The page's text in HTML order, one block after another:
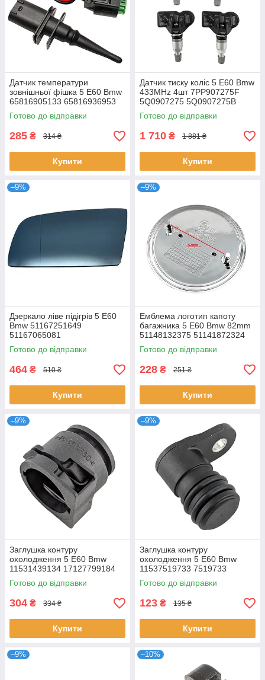
Датчик температури
зовнішньої фішка 5 E60 Bmw
65816905133 65816936953
65810149842
Готово до відправки
285 ₴ 314 ₴
Купити
Датчик тиску коліс 5 E60 Bmw
433MHz 4шт 7PP907275F
5Q0907275 5Q0907275B
4D0907275 36106877937
36236781847
Готово до відправки
1 710 ₴ 1 881 ₴
Купити
–9%
Дзеркало ліве підігрів 5 E60
Bmw 51167251649
51167065081
Готово до відправки
464 ₴ 510 ₴
Купити
–9%
Емблема логотип капоту
багажника 5 E60 Bmw 82mm
51148132375 51141872324
Готово до відправки
228 ₴ 251 ₴
Купити
–9%
Заглушка контуру
охолодження 5 E60 Bmw
11531439134 17127799184
7799184
Готово до відправки
304 ₴ 334 ₴
Купити
–9%
Заглушка контуру
охолодження 5 E60 Bmw
11537519733 7519733
Готово до відправки
123 ₴ 135 ₴
Купити
–9% –10%